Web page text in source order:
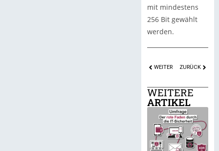
mit mindestens
256 Bit gewählt
werden.
WEITER ZURÜCK
WEITERE
ARTIKEL